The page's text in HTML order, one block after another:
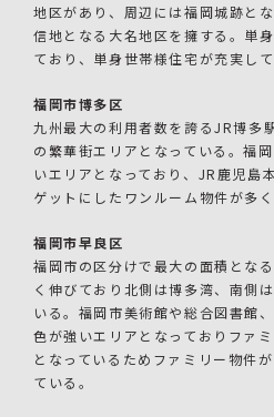
地区があり、周辺には福岡城跡と
信地となる大名地区を擁する。単
ており、単身世帯様住宅が充実し
福岡市博多区
九州最大の利用者数を誇るJR博多
の繁華街エリアとなっている。福
いエリアとなっており、JR鹿児島
ゲットにしたワンルーム物件が多く
福岡市早良区
福岡市の区分けで最大の面積とな
く伸びており北側は博多湾、南側
いる。福岡市美術館や総合図書館
色が強いエリアとなっておりファ
となっているためファミリー物件
ている。